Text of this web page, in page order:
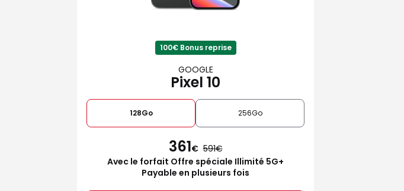
100€ Bonus reprise
GOOGLE
Pixel 10
128Go 256Go
361€ 591
Avec le forfait Offre spéciale Illimité 5G+
Payable en plusieurs fois